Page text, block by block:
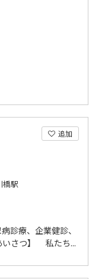
追加
橋駅
診療、企業健診、
いさつ】 私たち...